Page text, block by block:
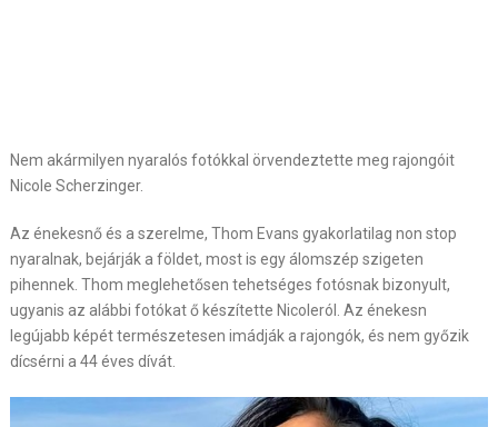
Nem akármilyen nyaralós fotókkal örvendeztette meg rajongóit
Nicole Scherzinger.
Az énekesnő és a szerelme, Thom Evans gyakorlatilag non stop
nyaralnak, bejárják a földet, most is egy álomszép szigeten
pihennek. Thom meglehetősen tehetséges fotósnak bizonyult,
ugyanis az alábbi fotókat ő készítette Nicoleról. Az énekesn
legújabb képét természetesen imádják a rajongók, és nem győzik
dícsérni a 44 éves dívát.